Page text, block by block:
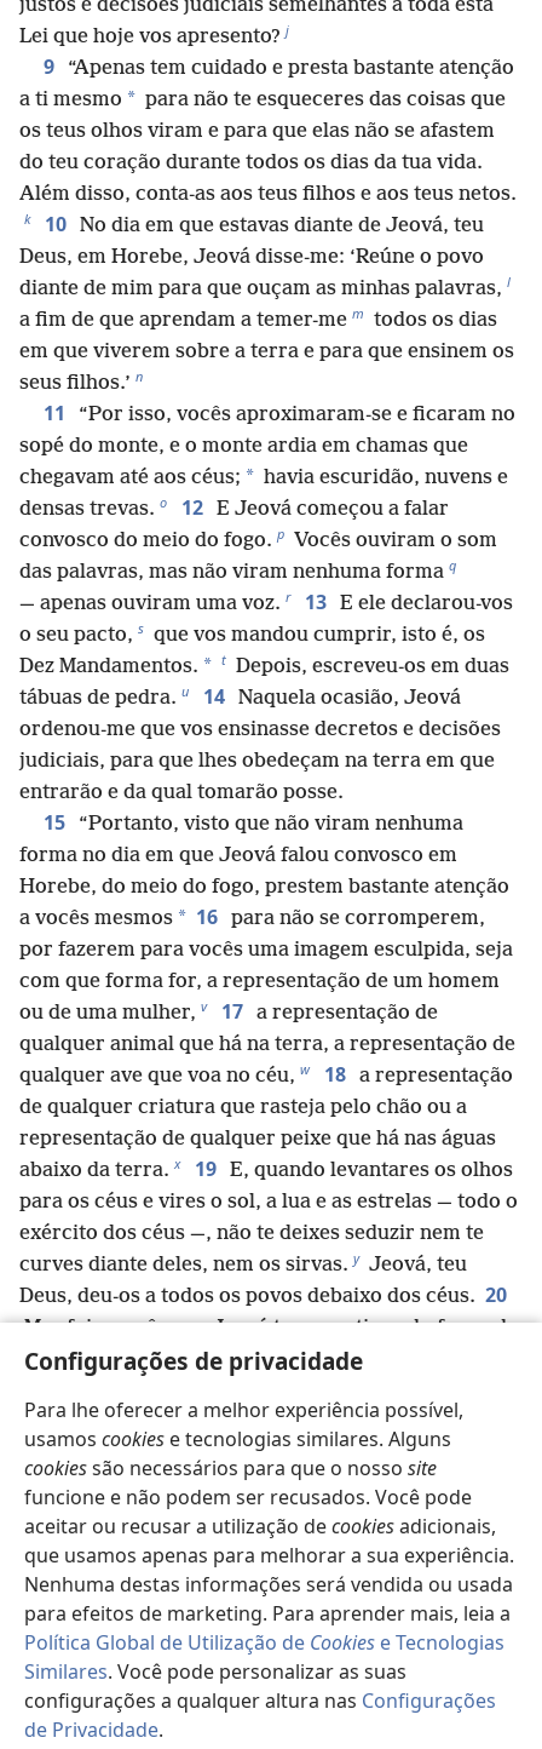
Configurações de privacidade
Para lhe oferecer a melhor experiência possível,
usamos cookies e tecnologias similares. Alguns
cookiessão necessários para que o nosso site
funcione e não podem ser recusados. Você pode
aceitar ou recusar a utilização decookiesadicionais,
que usamos apenas para melhorar a sua experiência.
Nenhuma destas informações será vendida ou usada
para efeitos de marketing. Para aprender mais, leia a
Política Global de Utilização de Cookies e Tecnologias
Similares. Você pode personalizar as suas
configurações a qualquer altura nas Configurações
de Privacidade.
justos e decisões judiciais semelhantes a toda esta
Lei que hoje vos apresento? j
9
“Apenas tem cuidado e presta bastante atenção
a ti mesmo * para não te esqueceres das coisas que
os teus olhos viram e para que elas não se afastem
do teu coração durante todos os dias da tua vida.
Além disso, conta-as aos teus filhos e aos teus netos.
k 10 No dia em que estavas diante de Jeová, teu
Deus, em Horebe, Jeová disse-me: ‘Reúne o povo
diante de mim para que ouçam as minhas palavras, l
a fim de que aprendam a temer-me m todos os dias
em que viverem sobre a terra e para que ensinem os
seus filhos.’ n
11
“Por isso, vocês aproximaram-se e ficaram no
sopé do monte, e o monte ardia em chamas que
chegavam até aos céus; * havia escuridão, nuvens e
densas trevas. o 12 E Jeová começou a falar
convosco do meio do fogo. p Vocês ouviram o som
das palavras, mas não viram nenhuma forma q
— apenas ouviram uma voz. r 13 E ele declarou-vos
o seu pacto, s que vos mandou cumprir, isto é, os
Dez Mandamentos. * t Depois, escreveu-os em duas
tábuas de pedra. u 14 Naquela ocasião, Jeová
ordenou-me que vos ensinasse decretos e decisões
judiciais, para que lhes obedeçam na terra em que
entrarão e da qual tomarão posse.
15
“Portanto, visto que não viram nenhuma
forma no dia em que Jeová falou convosco em
Horebe, do meio do fogo, prestem bastante atenção
a vocês mesmos * 16 para não se corromperem,
por fazerem para vocês uma imagem esculpida, seja
com que forma for, a representação de um homem
ou de uma mulher, v 17 a representação de
qualquer animal que há na terra, a representação de
qualquer ave que voa no céu, w 18 a representação
de qualquer criatura que rasteja pelo chão ou a
representação de qualquer peixe que há nas águas
abaixo da terra. x 19 E, quando levantares os olhos
para os céus e vires o sol, a lua e as estrelas — todo o
exército dos céus —, não te deixes seduzir nem te
curves diante deles, nem os sirvas. y Jeová, teu
Deus, deu-os a todos os povos debaixo dos céus. 20
Mas foi a vocês que Jeová tomou e tirou do forno de
fundição de ferro, do Egito, para que se tornassem o
como o são no dia de hoje.
21 “Jeová ficou zangado comigo por vossa causa
a
e jurou que eu não atravessaria o Jordão, nem
entraria na boa terra que Jeová, teu Deus, te dá
como herança.
22 Pois vou morrer nesta terra;
não atravessarei o Jordão,
mas vocês irão
atravessá-lo e tomarão posse da boa terra. 23
Tenham cuidado para não se esquecerem do pacto
que Jeová, vosso Deus, fez convosco; d e não façam
nenhuma imagem esculpida, com a forma de alguma
coisa que Jeová, vosso Deus, vos proibiu.